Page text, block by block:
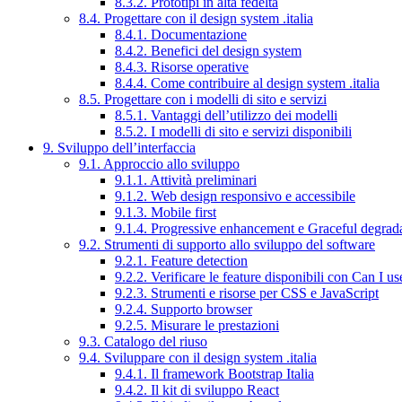
8.4. Progettare con il design system .italia
8.4.1. Documentazione
8.4.2. Benefici del design system
8.4.3. Risorse operative
8.4.4. Come contribuire al design system .italia
8.5. Progettare con i modelli di sito e servizi
8.5.1. Vantaggi dell’utilizzo dei modelli
8.5.2. I modelli di sito e servizi disponibili
9. Sviluppo dell’interfaccia
9.1. Approccio allo sviluppo
9.1.1. Attività preliminari
9.1.2. Web design responsivo e accessibile
9.1.3. Mobile first
9.1.4. Progressive enhancement e Graceful
9.2. Strumenti di supporto allo sviluppo del software
9.2.1. Feature detection
9.2.2. Verificare le feature disponibili con Can I
9.2.3. Strumenti e risorse per CSS e JavaScript
9.2.4. Supporto browser
9.2.5. Misurare le prestazioni
9.3. Catalogo del riuso
9.4. Sviluppare con il design system .italia
9.4.1. Il framework Bootstrap Italia
9.4.2. Il kit di sviluppo React